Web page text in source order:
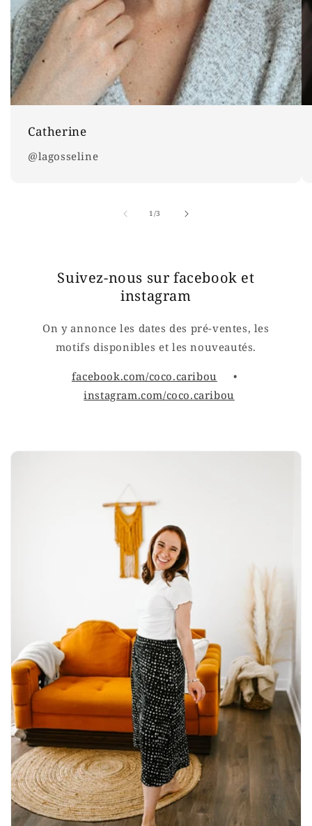
Catherine
@lagosseline
1/
de3
Suivez-nous sur facebook et
instagram
On y annonce les dates des pré-ventes, les
motifs disponibles et les nouveautés.
facebook.com/coco.caribou
•
instagram.com/coco.caribou